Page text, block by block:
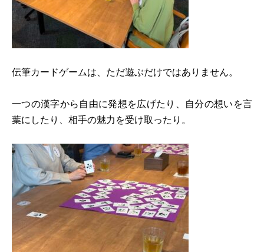
伝筆カードゲームは、ただ遊ぶだけではありません。
一つの漢字から自由に発想を広げたり、自分の想いを言
葉にしたり、相手の魅力を受け取ったり。